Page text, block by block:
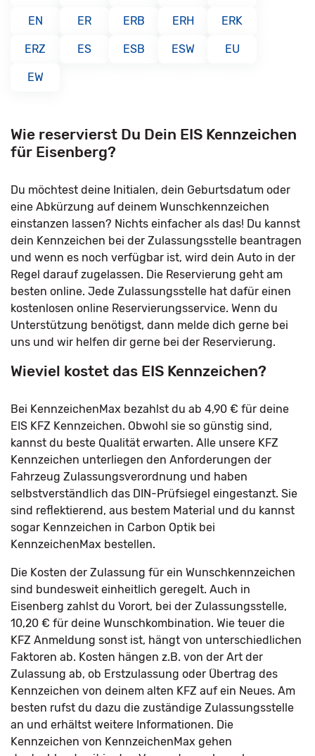
EN ER ERB ERH ERK
ERZ ES ESB ESW EU
EW
Wie reservierst Du Dein EIS Kennzeichen
für Eisenberg?
Du möchtest deine Initialen, dein Geburtsdatum oder
eine Abkürzung auf deinem Wunschkennzeichen
einstanzen lassen? Nichts einfacher als das! Du kannst
dein Kennzeichen bei der Zulassungsstelle beantragen
und wenn es noch verfügbar ist, wird dein Auto in der
Regel darauf zugelassen. Die Reservierung geht am
besten online. Jede Zulassungsstelle hat dafür einen
kostenlosen online Reservierungsservice. Wenn du
Unterstützung benötigst, dann melde dich gerne bei
uns und wir helfen dir gerne bei der Reservierung.
Wieviel kostet das EIS Kennzeichen?
Bei KennzeichenMax bezahlst du ab 4,90 € für deine
EIS KFZ Kennzeichen. Obwohl sie so günstig sind,
kannst du beste Qualität erwarten. Alle unsere KFZ
Kennzeichen unterliegen den Anforderungen der
Fahrzeug Zulassungsverordnung und haben
selbstverständlich das DIN-Prüfsiegel eingestanzt. Sie
sind reflektierend, aus bestem Material und du kannst
sogar Kennzeichen in Carbon Optik bei
KennzeichenMax bestellen.
Die Kosten der Zulassung für ein Wunschkennzeichen
sind bundesweit einheitlich geregelt. Auch in
Eisenberg zahlst du Vorort, bei der Zulassungsstelle,
10,20 € für deine Wunschkombination. Wie teuer die
KFZ Anmeldung sonst ist, hängt von unterschiedlichen
Faktoren ab. Kosten hängen z.B. von der Art der
Zulassung ab, ob Erstzulassung oder Übertrag des
Kennzeichen von deinem alten KFZ auf ein Neues. Am
besten rufst du dazu die zuständige Zulassungsstelle
an und erhältst weitere Informationen. Die
Kennzeichen von KennzeichenMax gehen